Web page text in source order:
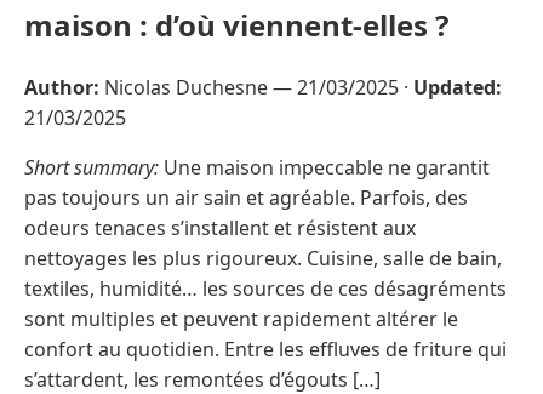
maison : d’où viennent-elles ?
Author: Nicolas Duchesne —21/03/2025 · Updated:
21/03/2025
Short summary: Une maison impeccable ne garantit
pas toujours un air sain et agréable. Parfois, des
odeurs tenaces s’installent et résistent aux
nettoyages les plus rigoureux. Cuisine, salle de bain,
textiles, humidité… les sources de ces désagréments
sont multiples et peuvent rapidement altérer le
confort au quotidien. Entre les effluves de friture qui
s’attardent, les remontées d’égouts […]